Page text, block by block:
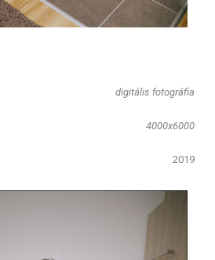
​digitális fotográfia
4000x6000
2019​